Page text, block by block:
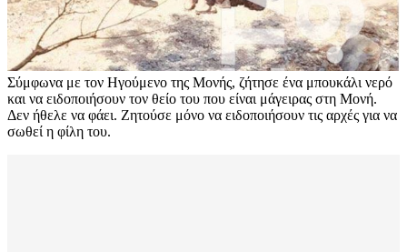
Σύμφωνα με τον Ηγούμενο της Μονής, ζήτησε ένα μπουκάλι νερό
και να ειδοποιήσουν τον θείο του που είναι μάγειρας στη Μονή.
Δεν ήθελε να φάει. Ζητούσε μόνο να ειδοποιήσουν τις αρχές για να
σωθεί η φίλη του.